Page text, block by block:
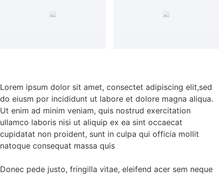
Lorem ipsum dolor sit amet, consectet adipiscing elit,sed
do eiusm por incididunt ut labore et dolore magna aliqua.
Ut enim ad minim veniam, quis nostrud exercitation
ullamco laboris nisi ut aliquip ex ea sint occaecat
cupidatat non proident, sunt in culpa qui officia mollit
natoque consequat massa quis
Donec pede justo, fringilla vitae, eleifend acer sem neque